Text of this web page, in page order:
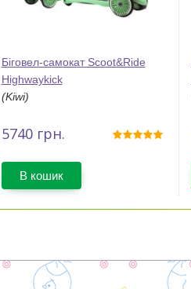
Біговел-самокат Scoot&Ride
Highwaykick
(Kiwi)
5740грн.
В кошик